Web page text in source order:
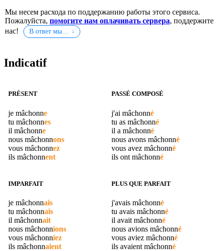
Мы несем расхода по поддержанию работы этого сервиса.
Пожалуйста, помогите нам оплачивать сервера, поддержите
нас!
В ответ мы…
Indicatif
PRÉSENT
je mâchonne
tu mâchonnes
il mâchonne
nous mâchonnons
vous mâchonnez
ils mâchonnent
PASSÉ COMPOSÉ
j'ai mâchonné
tu as mâchonné
il a mâchonné
nous avons mâchonné
vous avez mâchonné
ils ont mâchonné
IMPARFAIT
je mâchonnais
tu mâchonnais
il mâchonnait
nous mâchonnions
vous mâchonniez
ils mâchonnaient
PLUS QUE PARFAIT
j'avais mâchonné
tu avais mâchonné
il avait mâchonné
nous avions mâchonné
vous aviez mâchonné
ils avaient mâchonné